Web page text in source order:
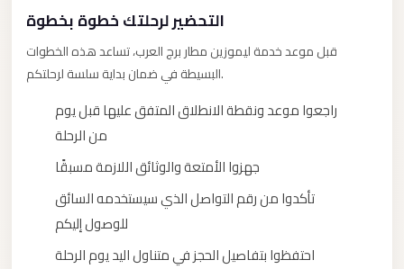
التحضير لرحلتك خطوة بخطوة
قبل موعد خدمة ليموزين مطار برج العرب، تساعد هذه الخطوات
البسيطة في ضمان بداية سلسة لرحلتكم.
راجعوا موعد ونقطة الانطلاق المتفق عليها قبل يوم
من الرحلة
جهزوا الأمتعة والوثائق اللازمة مسبقًا
تأكدوا من رقم التواصل الذي سيستخدمه السائق
للوصول إليكم
احتفظوا بتفاصيل الحجز في متناول اليد يوم الرحلة
Transfer
Cairo
Airport
Limousine